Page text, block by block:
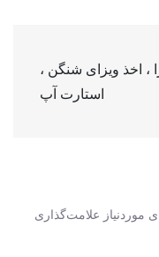
، اخذ ویزای شنگن ،
استارت آپ
موردنیاز علامت‌گذاری